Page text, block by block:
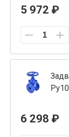
5 972 ₽
6 298 ₽